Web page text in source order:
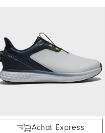
Achat Express